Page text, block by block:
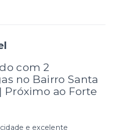
com 2
no Bairro Santa
Próximo ao Forte
e excelente